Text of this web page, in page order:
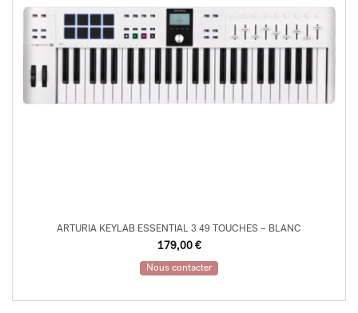
ARTURIA KEYLAB ESSENTIAL 3 49 TOUCHES – BLANC
179,00 €
Nous contacter